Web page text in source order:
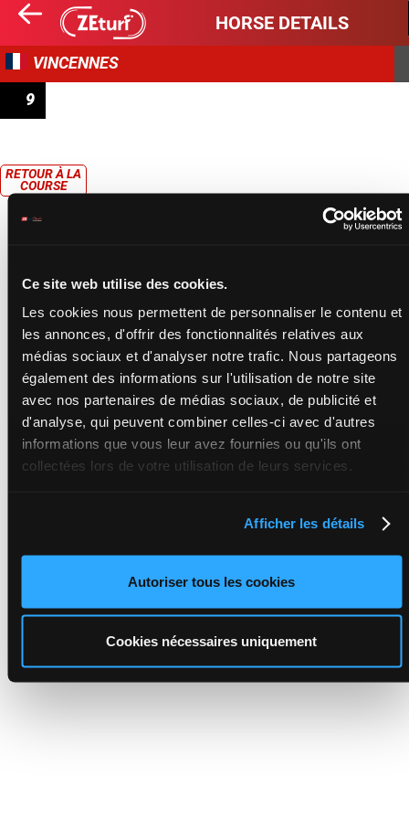
Ce site web utilise des cookies.
Les cookies nous permettent de personnaliser le contenu et
les annonces, d'offrir des fonctionnalités relatives aux
médias sociaux et d'analyser notre trafic. Nous partageons
également des informations sur l'utilisation de notre site
avec nos partenaires de médias sociaux, de publicité et
d'analyse, qui peuvent combiner celles-ci avec d'autres
informations que vous leur avez fournies ou qu'ils ont
collectées lors de votre utilisation de leurs services.
Afficher les détails
Autoriser tous les cookies
Cookies nécessaires uniquement
HORSE DETAILS
VINCENNES
9
RETOUR À LA
COURSE